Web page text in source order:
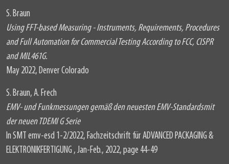
S. Braun
Using FFT-based Measuring - Instruments, Requirements, Procedures
and Full Automation for Commercial Testing According to FCC, CISPR
and MIL461G.
May 2022, Denver Colorado
S. Braun, A. Frech
EMV- und Funkmessungen gemäß den neuesten EMV-Standardsmit
der neuen TDEMI G Serie
In SMT emv-esd 1-2/2022, Fachzeitschrift für ADVANCED PACKAGING &
ELEKTRONIKFERTIGUNG , Jan-Feb., 2022, page 44-49